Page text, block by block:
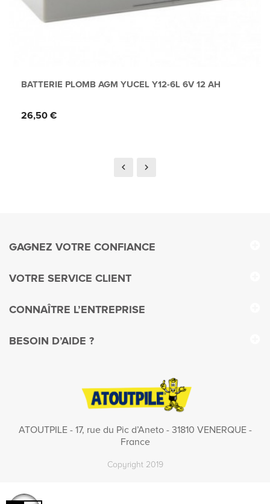
BATTERIE PLOMB AGM YUCEL Y12-6L 6V 12 AH
Prix
26,50 €
GAGNEZ VOTRE CONFIANCE
VOTRE SERVICE CLIENT
CONNAÎTRE L’ENTREPRISE
BESOIN D’AIDE ?
ATOUTPILE - 17, rue du Pic d’Aneto - 31810 VENERQUE -
France
Copyright 2019